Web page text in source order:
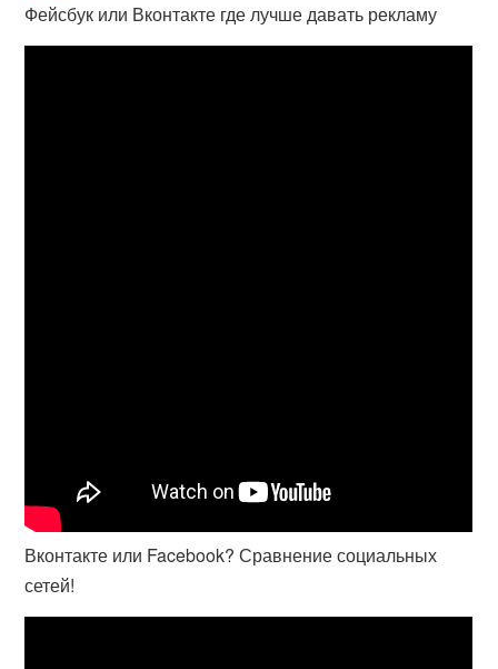
Фейсбук или Вконтакте где лучше давать рекламу
Вконтакте или Facebook? Сравнение социальных
сетей!